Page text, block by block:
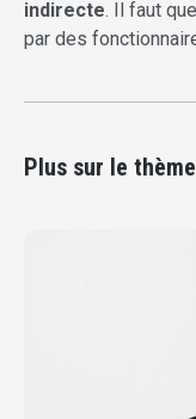
indirecte. Il faut
par des
Plus sur le thème